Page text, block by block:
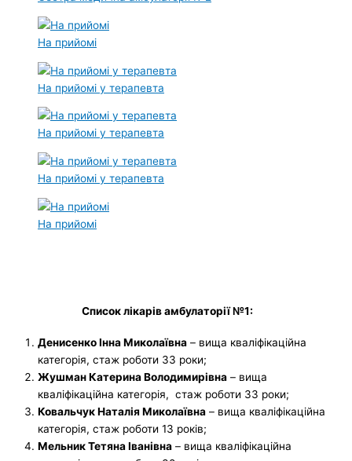
На прийомі
На прийомі у терапевта
На прийомі у терапевта
На прийомі у терапевта
На прийомі
Список лікарів амбулаторії №1:
Денисенко Інна Миколаївна – вища кваліфікаційна
категорія, стаж роботи 33 роки;
Жушман Катерина Володимирівна – вища
кваліфікаційна категорія, стаж роботи 33 роки;
Ковальчук Наталія Миколаївна – вища кваліфікаційна
категорія, стаж роботи 13 років;
Мельник Тетяна Іванівна – вища кваліфікаційна